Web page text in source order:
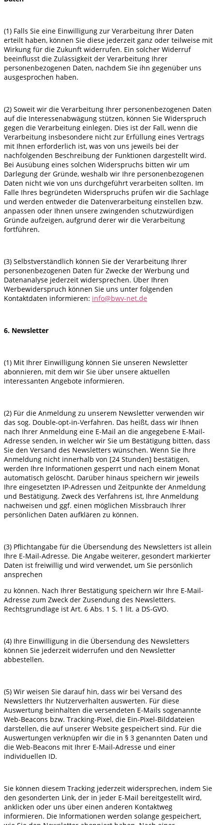
(1) Falls Sie eine Einwilligung zur Verarbeitung Ihrer Daten
erteilt haben, können Sie diese jederzeit ganz oder teilweise mit
Wirkung für die Zukunft widerrufen. Ein solcher Widerruf
beeinflusst die Zulässigkeit der Verarbeitung Ihrer
personenbezogenen Daten, nachdem Sie ihn gegenüber uns
ausgesprochen haben.
(2) Soweit wir die Verarbeitung Ihrer personenbezogenen Daten
auf die Interessenabwägung stützen, können Sie Widerspruch
gegen die Verarbeitung einlegen. Dies ist der Fall, wenn die
Verarbeitung insbesondere nicht zur Erfüllung eines Vertrags
mit Ihnen erforderlich ist, was von uns jeweils bei der
nachfolgenden Beschreibung der Funktionen dargestellt wird.
Bei Ausübung eines solchen Widerspruchs bitten wir um
Darlegung der Gründe, weshalb wir Ihre personenbezogenen
Daten nicht wie von uns durchgeführt verarbeiten sollten. Im
Falle Ihres begründeten Widerspruchs prüfen wir die Sachlage
und werden entweder die Datenverarbeitung einstellen bzw.
anpassen oder Ihnen unsere zwingenden schutzwürdigen
Gründe aufzeigen, aufgrund derer wir die Verarbeitung
fortführen.
(3) Selbstverständlich können Sie der Verarbeitung Ihrer
personenbezogenen Daten für Zwecke der Werbung und
Datenanalyse jederzeit widersprechen. Über Ihren
Werbewiderspruch können Sie uns unter folgenden
Kontaktdaten informieren: info@bwv-net.de
6. Newsletter
(1) Mit Ihrer Einwilligung können Sie unseren Newsletter
abonnieren, mit dem wir Sie über unsere aktuellen
interessanten Angebote informieren.
(2) Für die Anmeldung zu unserem Newsletter verwenden wir
das sog. Double-opt-in-Verfahren. Das heißt, dass wir Ihnen
nach Ihrer Anmeldung eine E-Mail an die angegebene E-Mail-
Adresse senden, in welcher wir Sie um Bestätigung bitten, dass
Sie den Versand des Newsletters wünschen. Wenn Sie Ihre
Anmeldung nicht innerhalb von [24 Stunden] bestätigen,
werden Ihre Informationen gesperrt und nach einem Monat
automatisch gelöscht. Darüber hinaus speichern wir jeweils
Ihre eingesetzten IP-Adressen und Zeitpunkte der Anmeldung
und Bestätigung. Zweck des Verfahrens ist, Ihre Anmeldung
nachweisen und ggf. einen möglichen Missbrauch Ihrer
persönlichen Daten aufklären zu können.
(3) Pflichtangabe für die Übersendung des Newsletters ist allein
Ihre E-Mail-Adresse. Die Angabe weiterer, gesondert markierter
Daten ist freiwillig und wird verwendet, um Sie persönlich
ansprechen
zu können. Nach Ihrer Bestätigung speichern wir Ihre E-Mail-
Adresse zum Zweck der Zusendung des Newsletters.
Rechtsgrundlage ist Art. 6 Abs. 1 S. 1 lit. a DS-GVO.
(4) Ihre Einwilligung in die Übersendung des Newsletters
können Sie jederzeit widerrufen und den Newsletter
abbestellen.
(5) Wir weisen Sie darauf hin, dass wir bei Versand des
Newsletters Ihr Nutzerverhalten auswerten. Für diese
Auswertung beinhalten die versendeten E-Mails sogenannte
Web-Beacons bzw. Tracking-Pixel, die Ein-Pixel-Bilddateien
darstellen, die auf unserer Website gespeichert sind. Für die
Auswertungen verknüpfen wir die in § 3 genannten Daten und
die Web-Beacons mit Ihrer E-Mail-Adresse und einer
individuellen ID.
Sie können diesem Tracking jederzeit widersprechen, indem Sie
den gesonderten Link, der in jeder E-Mail bereitgestellt wird,
anklicken oder uns über einen anderen Kontaktweg
informieren. Die Informationen werden solange gespeichert,